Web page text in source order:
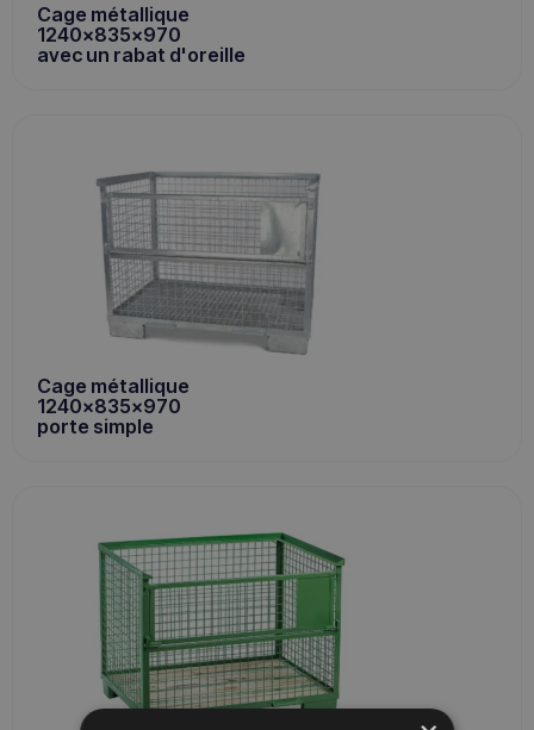
Cage métallique
1240x835x970
avec un rabat d'oreille
Cage métallique
1240x835x970
porte simple